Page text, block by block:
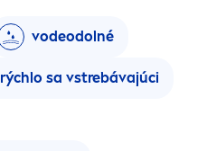
vodeodolné
rýchlo sa vstrebávajúci